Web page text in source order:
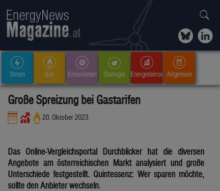
Strom Gas Emissionen Ökologie Energiebörse Allgemein
Große Spreizung bei Gastarifen
20. Oktober 2023
Das Online-Vergleichsportal Durchblicker hat die diversen
Angebote am österreichischen Markt analysiert und große
Unterschiede festgestellt. Quintessenz: Wer sparen möchte,
sollte den Anbieter wechseln.